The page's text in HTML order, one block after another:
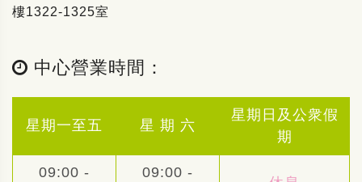
樓1322-1325室
中心營業時間：
星期一至五 星 期 六
星期日及公衆假
期
09:00 - 09:00 -